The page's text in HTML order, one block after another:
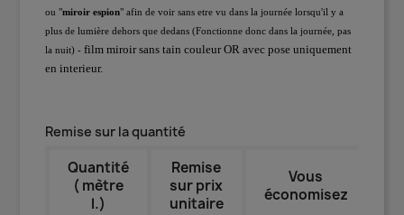
ou "miroir espion" afin de voir sans etre vu dans la journée lorsqu'il y a
plus de lumière dehors que dedans (Fonctionne donc dans la journée, pas
la nuit) - film miroir sans tain couleur OR avec pose uniquement
en interieur.
Remise sur la quantité
Quantité
( mètre
l.)
Remise
sur prix
unitaire
Vous
économisez